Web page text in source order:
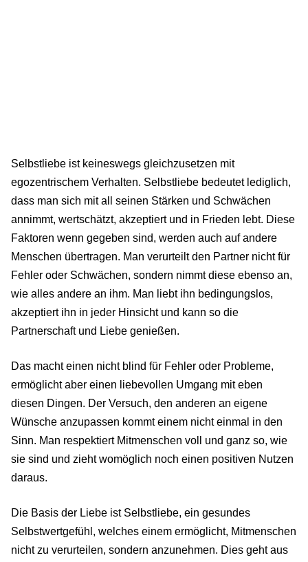
Selbstliebe ist keineswegs gleichzusetzen mit
egozentrischem Verhalten. Selbstliebe bedeutet lediglich,
dass man sich mit all seinen Stärken und Schwächen
annimmt, wertschätzt, akzeptiert und in Frieden lebt. Diese
Faktoren wenn gegeben sind, werden auch auf andere
Menschen übertragen. Man verurteilt den Partner nicht für
Fehler oder Schwächen, sondern nimmt diese ebenso an,
wie alles andere an ihm. Man liebt ihn bedingungslos,
akzeptiert ihn in jeder Hinsicht und kann so die
Partnerschaft und Liebe genießen.
Das macht einen nicht blind für Fehler oder Probleme,
ermöglicht aber einen liebevollen Umgang mit eben
diesen Dingen. Der Versuch, den anderen an eigene
Wünsche anzupassen kommt einem nicht einmal in den
Sinn. Man respektiert Mitmenschen voll und ganz so, wie
sie sind und zieht womöglich noch einen positiven Nutzen
daraus.
Die Basis der Liebe ist Selbstliebe, ein gesundes
Selbstwertgefühl, welches einem ermöglicht, Mitmenschen
nicht zu verurteilen, sondern anzunehmen. Dies geht aus